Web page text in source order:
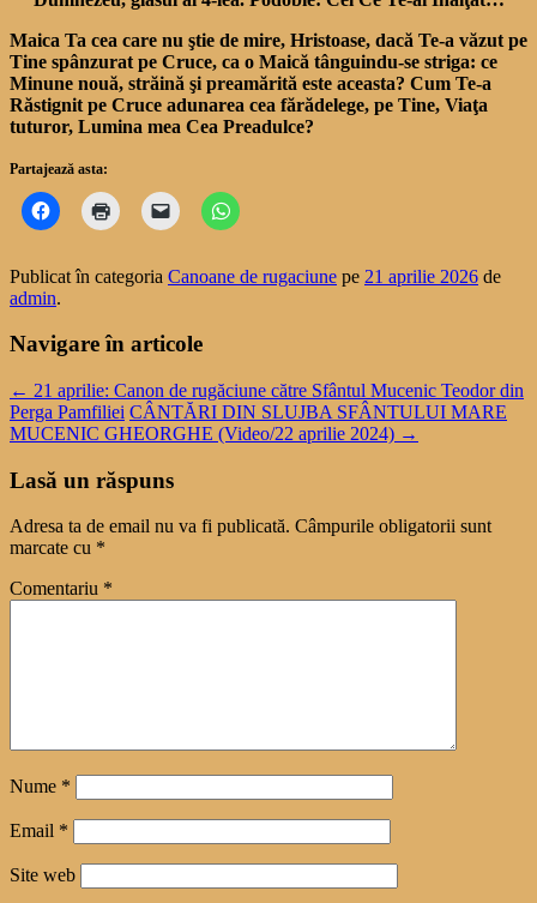
Maica Ta cea care nu ştie de mire, Hristoase, dacă Te-a văzut pe
Tine spânzurat pe Cruce, ca o Maică tânguindu-se striga: ce
Minune nouă, străină şi prea­mărită este aceasta? Cum Te-a
Răstignit pe Cruce adunarea cea fărădelege, pe Tine, Viaţa
tuturor, Lumina mea Cea Preadulce?
Partajează asta:
Publicat în categoria Canoane de rugaciune pe 21 aprilie 2026 de
admin.
Navigare în articole
← 21 aprilie: Canon de rugăciune către Sfântul Mucenic Teodor din
Perga Pamfiliei CÂNTĂRI DIN SLUJBA SFÂNTULUI MARE
MUCENIC GHEORGHE (Video/22 aprilie 2024) →
Lasă un răspuns
Adresa ta de email nu va fi publicată. Câmpurile obligatorii sunt
marcate cu *
Comentariu *
Nume *
Email *
Site web